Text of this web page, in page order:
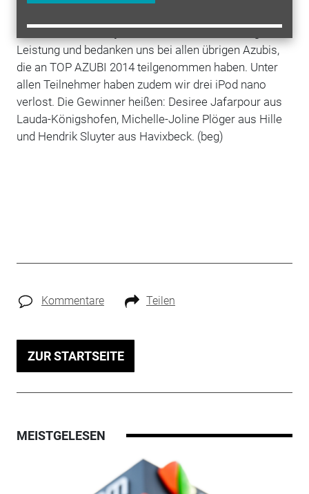
und Melanie Mordeja herzlich zu ihrer hervorragender
Leistung und bedanken uns bei allen übrigen Azubis,
die an TOP AZUBI 2014 teilgenommen haben. Unter
allen Teilnehmer haben zudem wir drei iPod nano
verlost. Die Gewinner heißen: Desiree Jafarpour aus
Lauda-Königshofen, Michelle-Joline Plöger aus Hille
und Hendrik Sluyter aus Havixbeck. (beg)
Kommentare Teilen
ZUR STARTSEITE
MEISTGELESEN